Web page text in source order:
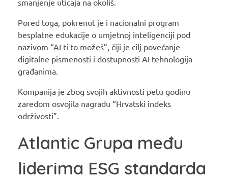
Pored toga, pokrenut je i nacionalni program
besplatne edukacije o umjetnoj inteligenciji pod
nazivom “AI ti to možeš”, čiji je cilj povećanje
digitalne pismenosti i dostupnosti AI tehnologija
građanima.
Kompanija je zbog svojih aktivnosti petu godinu
zaredom osvojila nagradu “Hrvatski indeks
održivosti”.
Atlantic Grupa među
liderima ESG standarda